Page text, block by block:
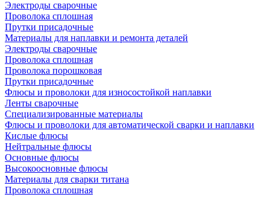
Электроды сварочные
Проволока сплошная
Прутки присадочные
Материалы для наплавки и ремонта деталей
Электроды сварочные
Проволока сплошная
Проволока порошковая
Прутки присадочные
Флюсы и проволоки для износостойкой наплавки
Ленты сварочные
Специализированные материалы
Флюсы и проволоки для автоматической сварки и наплавки
Кислые флюсы
Нейтральные флюсы
Основные флюсы
Высокоосновные флюсы
Материалы для сварки титана
Проволока сплошная